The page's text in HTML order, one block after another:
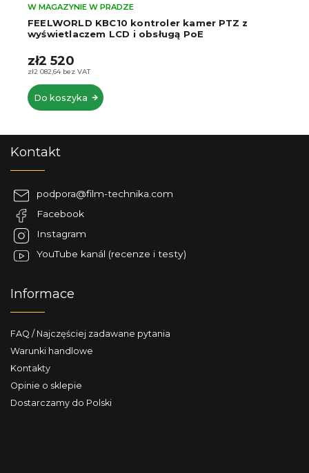
FEELWORLD KBC10 kontroler kamer PTZ z
wyświetlaczem LCD i obsługą PoE
W MAGAZYNIE W PRADZE
zł2 082,64 bez VAT
zł2 520
Do koszyka
Kontakt
podpora@film-technika.com
Facebook
Instagram
YouTube kanál (recenze i testy)
Informace
FAQ / Najczęściej zadawane pytania
Warunki handlowe
Kontakty
Opinie o sklepie
Dostarczamy do Polski